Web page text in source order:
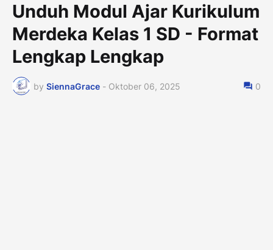
Unduh Modul Ajar Kurikulum
Merdeka Kelas 1 SD - Format
Lengkap Lengkap
by SiennaGrace - Oktober 06, 2025 0